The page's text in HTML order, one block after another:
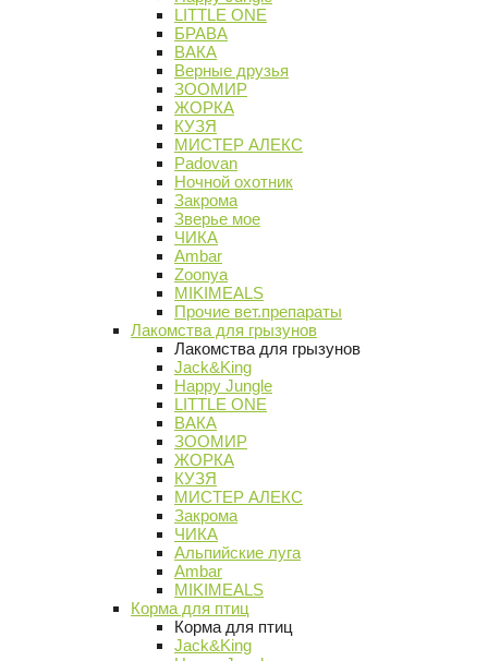
LITTLE ONE
БРАВА
ВАКА
Верные друзья
ЗООМИР
ЖОРКА
КУЗЯ
МИСТЕР АЛЕКС
Padovan
Ночной охотник
Закрома
Зверье мое
ЧИКА
Ambar
Zoonya
MIKIMEALS
Прочие вет.препараты
Лакомства для грызунов
Лакомства для грызунов
Jack&King
Happy Jungle
LITTLE ONE
ВАКА
ЗООМИР
ЖОРКА
КУЗЯ
МИСТЕР АЛЕКС
Закрома
ЧИКА
Альпийские луга
Ambar
MIKIMEALS
Корма для птиц
Корма для птиц
Jack&King